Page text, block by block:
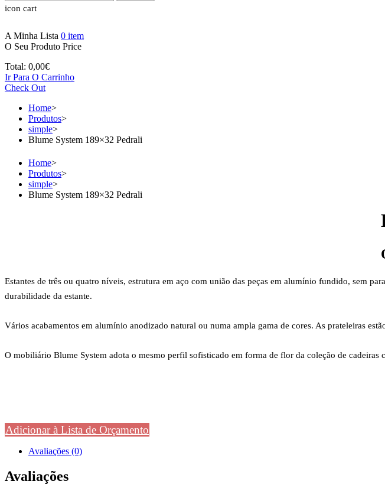
icon cart
A Minha Lista 0 item
O Seu Produto Price
Total: 0,00€
Ir Para O Carrinho
Check Out
Home>
Produtos>
simple>
Blume System 189×32 Pedrali
Home>
Produtos>
simple>
Blume System 189×32 Pedrali
Estantes de três ou quatro níveis, estrutura em aço com união das peças em alumínio fundido, sem
durabilidade da estante.
Vários acabamentos em alumínio anodizado natural ou numa ampla gama de cores. As prateleiras
O mobiliário Blume System adota o mesmo perfil sofisticado em forma de flor da coleção de cadeiras
Adicionar à Lista de Orçamento
Avaliações (0)
Avaliações